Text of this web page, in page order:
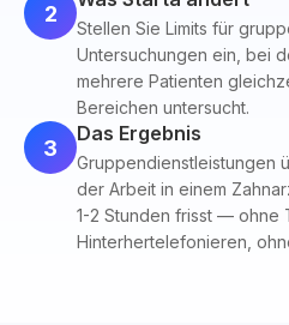
2
Stellen Sie Limits für
Untersuchungen ein, bei
mehrere Patienten
Bereichen untersucht.
3
Das Ergebnis
Gruppendienstleistungen
der Arbeit in einem
1-2 Stunden frisst — ohne
Hinterhertelefonieren,